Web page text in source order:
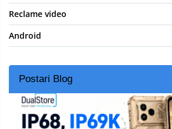
Reclame video
Android
Postari Blog